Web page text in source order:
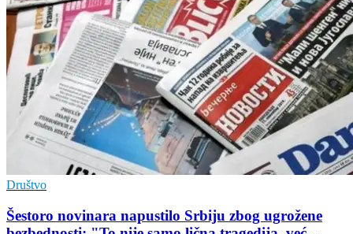
Društvo
Šestoro novinara napustilo Srbiju zbog ugrožene